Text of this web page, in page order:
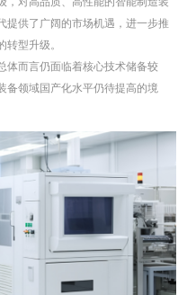
提供了广阔的市场机遇，进一步推
型升级。
体而言仍面临着核心技术储备较
备领域国产化水平仍待提高的境